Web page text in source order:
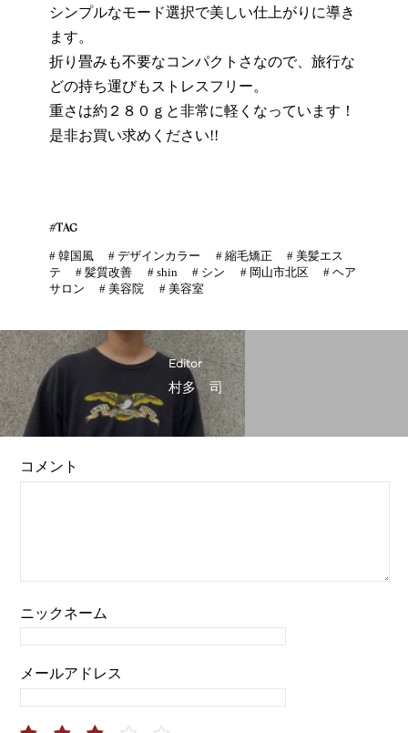
シンプルなモード選択で美しい仕上がりに導き
ます。
折り畳みも不要なコンパクトさなので、旅行な
どの持ち運びもストレスフリー。
重さは約２８０ｇと非常に軽くなっています！
是非お買い求めください!!
#TAG
# 韓国風 #デザインカラー # 縮毛矯正 #美髪エス
テ
#髪質改善 # shin # シン # 岡山市北区 # ヘア
サロン
#美容院 # 美容室
Editor
村多 司
コメント
ニックネーム
メールアドレス